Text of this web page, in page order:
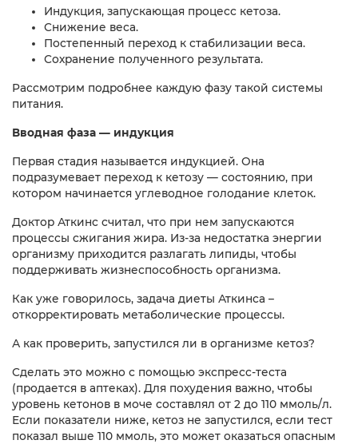
Индукция, запускающая процесс кетоза.
Снижение веса.
Постепенный переход к стабилизации веса.
Сохранение полученного результата.
Рассмотрим подробнее каждую фазу такой системы
питания.
Вводная фаза — индукция
Первая стадия называется индукцией. Она
подразумевает переход к кетозу — состоянию, при
котором начинается углеводное голодание клеток.
Доктор Аткинс считал, что при нем запускаются
процессы сжигания жира. Из-за недостатка энергии
организму приходится разлагать липиды, чтобы
поддерживать жизнеспособность организма.
Как уже говорилось, задача диеты Аткинса –
откорректировать метаболические процессы.
А как проверить, запустился ли в организме кетоз?
Сделать это можно с помощью экспресс-теста
(продается в аптеках). Для похудения важно, чтобы
уровень кетонов в моче составлял от 2 до 110 ммоль/л.
Если показатели ниже, кетоз не запустился, если тест
показал выше 110 ммоль, это может оказаться опасным